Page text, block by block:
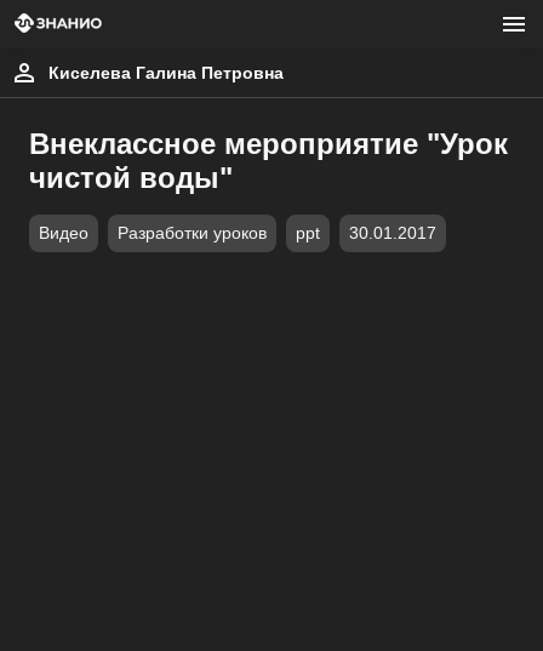
Киселева Галина Петровна
Внеклассное мероприятие "Урок
чистой воды"
Видео Разработки уроков ppt 30.01.2017